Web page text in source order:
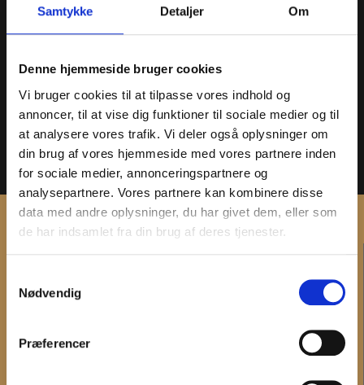
Samtykke Detaljer Om
Denne hjemmeside bruger cookies
Vi bruger cookies til at tilpasse vores indhold og
annoncer, til at vise dig funktioner til sociale medier og til
at analysere vores trafik. Vi deler også oplysninger om
din brug af vores hjemmeside med vores partnere inden
for sociale medier, annonceringspartnere og
analysepartnere. Vores partnere kan kombinere disse
data med andre oplysninger, du har givet dem, eller som
de har indsamlet fra din brug af deres tjenester.
Nødvendig
Præferencer
Helle Ålsbøl
Nyere Tid
Museumsinspektør og lokalkoordinator Slagelse Museum
+45 61 22 25 20
haa@vestmuseum.dk
Administration og fakturering